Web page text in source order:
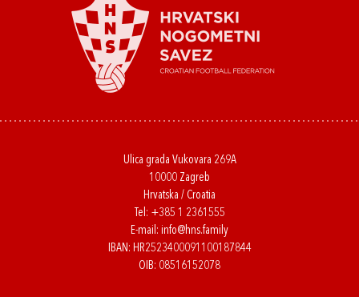
Ulica grada Vukovara 269A
10000 Zagreb
Hrvatska / Croatia
Tel: +385 1 2361555
E-mail: info@hns.family
IBAN: HR2523400091100187844
OIB: 08516152078